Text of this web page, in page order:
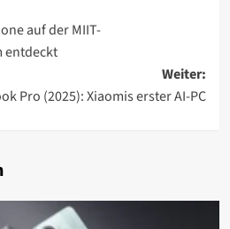
auf der MIIT-
Weiter:
Pro (2025): Xiaomis erster AI-PC